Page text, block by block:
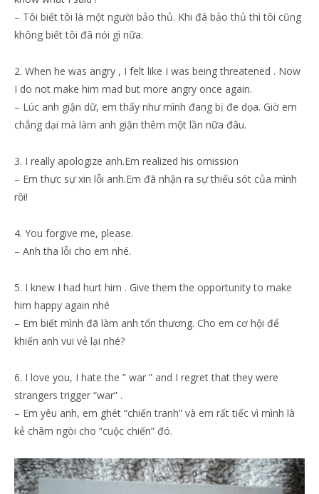
– Tôi biết tôi là một người bảo thủ. Khi đã bảo thủ thì tôi cũng
không biết tôi đã nói gì nữa.
2. When he was angry , I felt like I was being threatened . Now
I do not make him mad but more angry once again.
– Lúc anh giận dữ, em thấy như mình đang bị đe dọa. Giờ em
chẳng dại mà làm anh giận thêm một lần nữa đâu.
3. I really apologize anh.Em realized his omission
– Em thực sự xin lỗi anh.Em đã nhận ra sự thiếu sót của mình
rồi!
4. You forgive me, please.
– Anh tha lỗi cho em nhé.
5. I knew I had hurt him . Give them the opportunity to make
him happy again nhé
– Em biết mình đã làm anh tổn thương. Cho em cơ hội để
khiến anh vui vẻ lại nhé?
6. I love you, I hate the ” war ” and I regret that they were
strangers trigger “war” .
– Em yêu anh, em ghét “chiến tranh” và em rất tiếc vì mình là
kẻ châm ngòi cho “cuộc chiến” đó.